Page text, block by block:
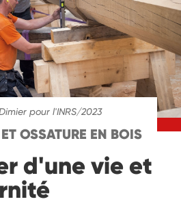
pour l'INRS/2023
OSSATURE EN BOIS
d'une vie et